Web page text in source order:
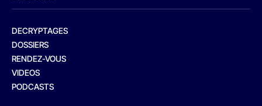
DECRYPTAGES
DOSSIERS
RENDEZ-VOUS
VIDEOS
PODCASTS